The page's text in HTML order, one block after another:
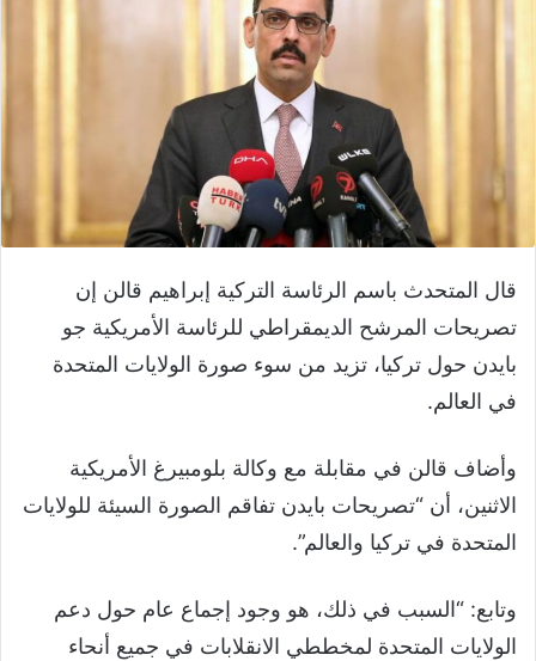
قال المتحدث باسم الرئاسة التركية إبراهيم قالن إن
تصريحات المرشح الديمقراطي للرئاسة الأمريكية جو
بايدن حول تركيا، تزيد من سوء صورة الولايات المتحدة
في العالم.
وأضاف قالن في مقابلة مع وكالة بلومبيرغ الأمريكية
الاثنين، أن “تصريحات بايدن تفاقم الصورة السيئة للولايات
المتحدة في تركيا والعالم”.
وتابع: “السبب في ذلك، هو وجود إجماع عام حول دعم
الولايات المتحدة لمخططي الانقلابات في جميع أنحاء